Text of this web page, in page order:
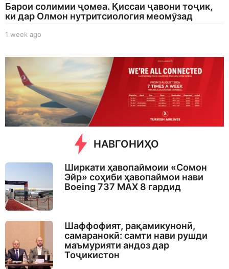
Барои солимии ҷомеа. Қиссаи ҷавони тоҷик,
ки дар Олмон нутритсиология меомӯзад
1 week ago
g
o
НАВГОНИҲО
Ширкати ҳавопаймоии «Сомон
Эйр» соҳиби ҳавопаймои нави
Boeing 737 MAX 8 гардид
Шаффофият, рақамикунонӣ,
самаранокӣ: самти нави рушди
маъмурияти андоз дар
Тоҷикистон